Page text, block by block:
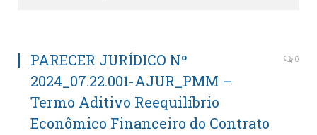
PARECER JURÍDICO Nº
2024_07.22.001-AJUR_PMM –
Termo Aditivo Reequilíbrio
Econômico Financeiro do Contrato
0